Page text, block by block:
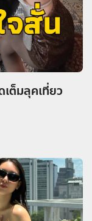
เต็มลุคเที่ยว